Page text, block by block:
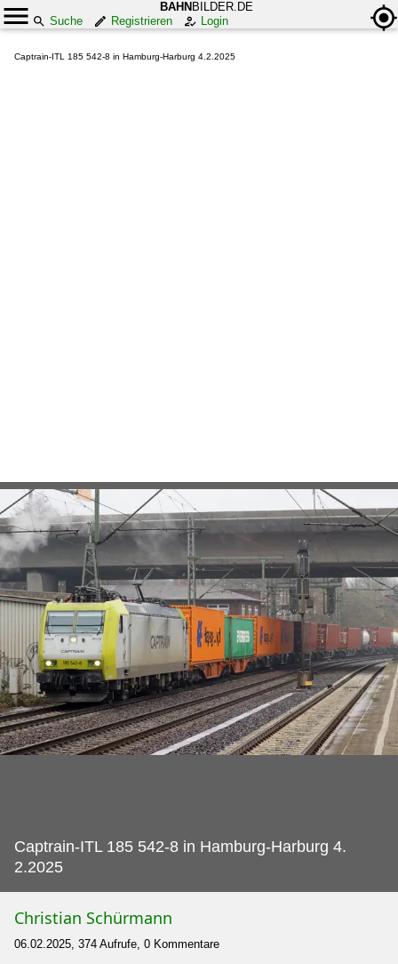
BAHN BILDER.DE
Suche
Registrieren Login
Captrain-ITL 185 542-8 in Hamburg-Harburg 4.2.2025
Captrain-ITL 185 542-8 in Hamburg-Harburg 4.
2.2025
Christian Schürmann
06.02.2025, 374 Aufrufe, 0 Kommentare